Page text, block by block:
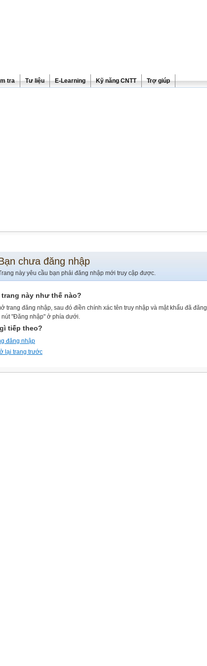
tra Tư liệu E-Learning Kỹ năng CNTT Trợ giúp
chưa đăng nhập
này yêu cầu bạn phải đăng nhập mới truy cập được.
trang này như thế nào?
trang đăng nhập, sau đó điền chính xác tên truy nhập và mật khẩu đã đăng
nút "Đăng nhập" ở phía dưới.
tiếp theo?
đăng nhập
lại trang trước